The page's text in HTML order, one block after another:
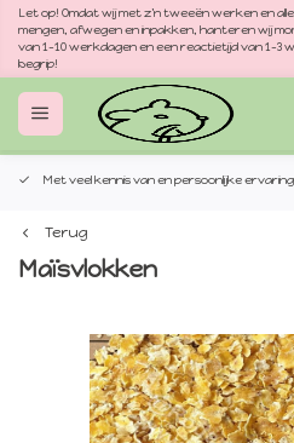
Let op! Omdat wij met z'n tweeën werken en
mengen, afwegen en inpakken, hanteren wij
van 1–10 werkdagen en een reactietijd van 1–3
begrip!
Met veel kennis van en persoonlijke
Terug
Maïsvlokken